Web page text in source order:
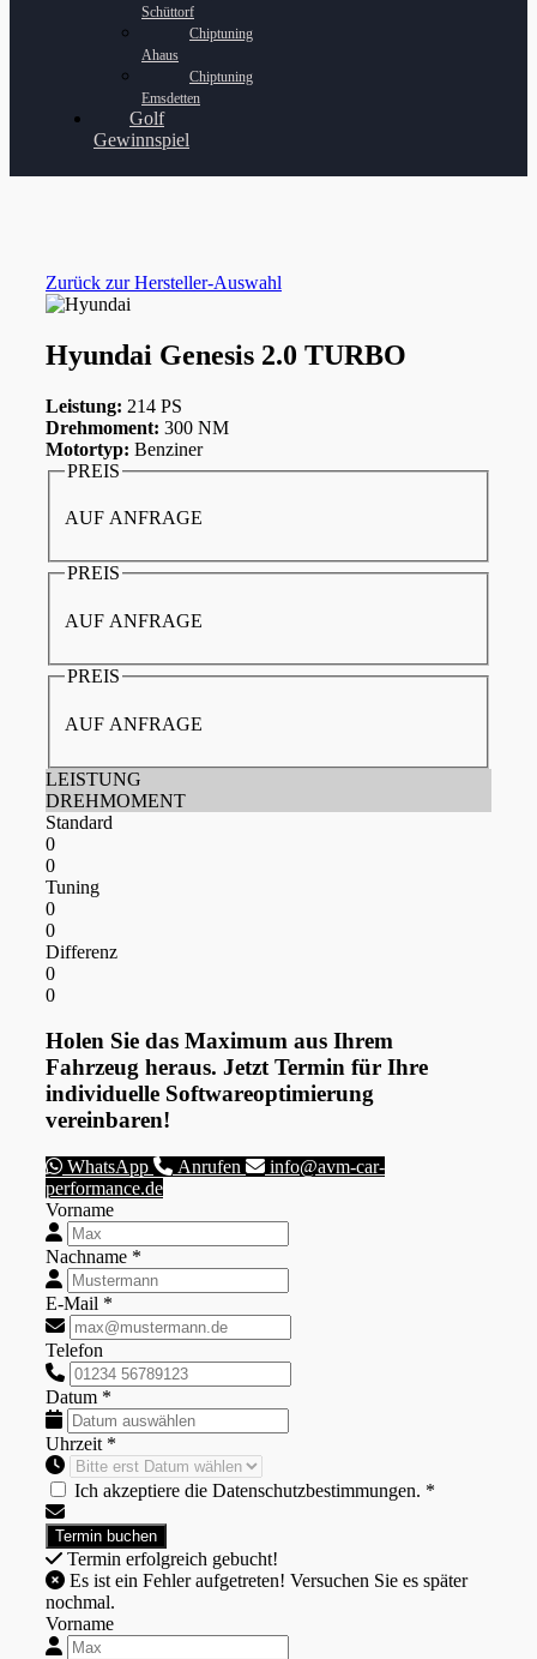
Schüttorf
Chiptuning
Ahaus
Chiptuning
Emsdetten
Golf
Gewinnspiel
Zurück zur Hersteller-Auswahl
Hyundai Genesis 2.0 TURBO
Leistung: 214 PS
Drehmoment: 300 NM
Motortyp: Benziner
PREIS
AUF ANFRAGE
PREIS
AUF ANFRAGE
PREIS
AUF ANFRAGE
LEISTUNG
DREHMOMENT
Standard
0
0
Tuning
0
0
Differenz
0
0
Holen Sie das Maximum aus Ihrem
Fahrzeug heraus. Jetzt Termin für Ihre
individuelle Softwareoptimierung
vereinbaren!
WhatsApp Anrufen
info@avm-car-
performance.de
Vorname
Nachname *
E-Mail *
Telefon
Datum *
Uhrzeit *
Ich akzeptiere die Datenschutzbestimmungen. *
Termin erfolgreich gebucht!
nochmal.
Vorname